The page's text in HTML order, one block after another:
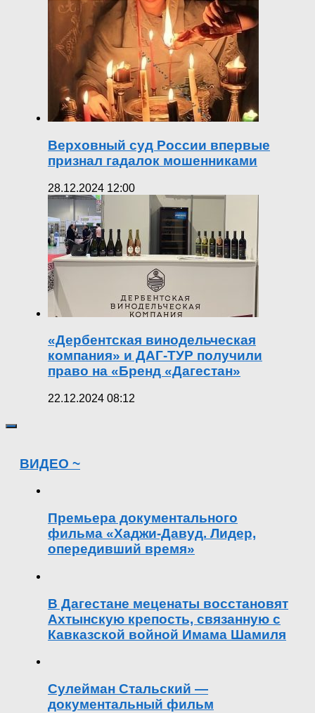
Верховный суд России впервые
признал гадалок мошенниками
28.12.2024 12:00
«Дербентская винодельческая
компания» и ДАГ-ТУР получили
право на «Бренд «Дагестан»
22.12.2024 08:12
ВИДЕО ~
Премьера документального
фильма «Хаджи-Давуд. Лидер,
опередивший время»
В Дагестане меценаты восстановят
Ахтынскую крепость, связанную с
Кавказской войной Имама Шамиля
Сулейман Стальский —
документальный фильм